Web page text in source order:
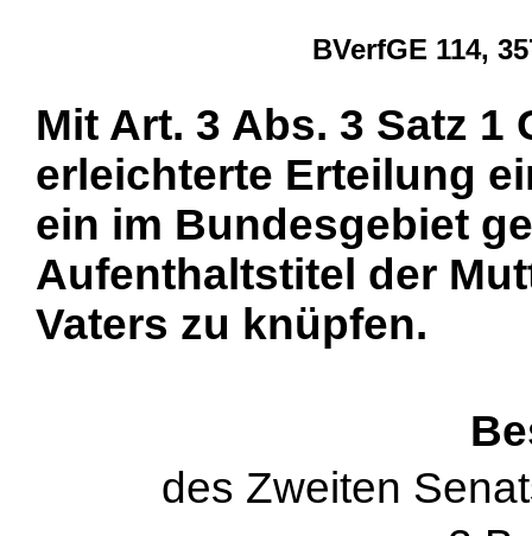
BVerfGE 114,
Mit Art. 3 Abs. 3 Satz
erleichterte Erteilung
ein im Bundesgebiet
Aufenthaltstitel der
Vaters zu knüpfen.
des Zweiten